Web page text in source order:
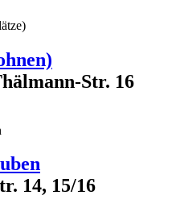
Str. 16
14, 15/16